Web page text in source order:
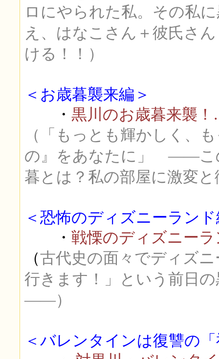
ロにやられた私。その私
え、はなこさん＋彼氏さ
ける！！）
＜お歳暮襲来編＞
・ 黒川のお歳暮来襲
（「もっとも輝かしく、
の』をあなたに」 ――こ
暮とは？私の部屋に激変
＜恐怖のディズニーラン
・ 戦慄のディズニー
（古代史の面々でディズ
行きます！」という前日
――）
＜バレンタインは復讐の